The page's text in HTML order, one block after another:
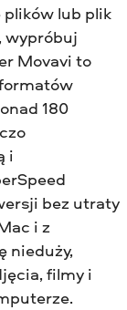
lub plik
wypróbuj
Movavi to
180
i
bez utraty
i z
nieduży,
filmy i